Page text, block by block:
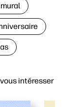
intéresser